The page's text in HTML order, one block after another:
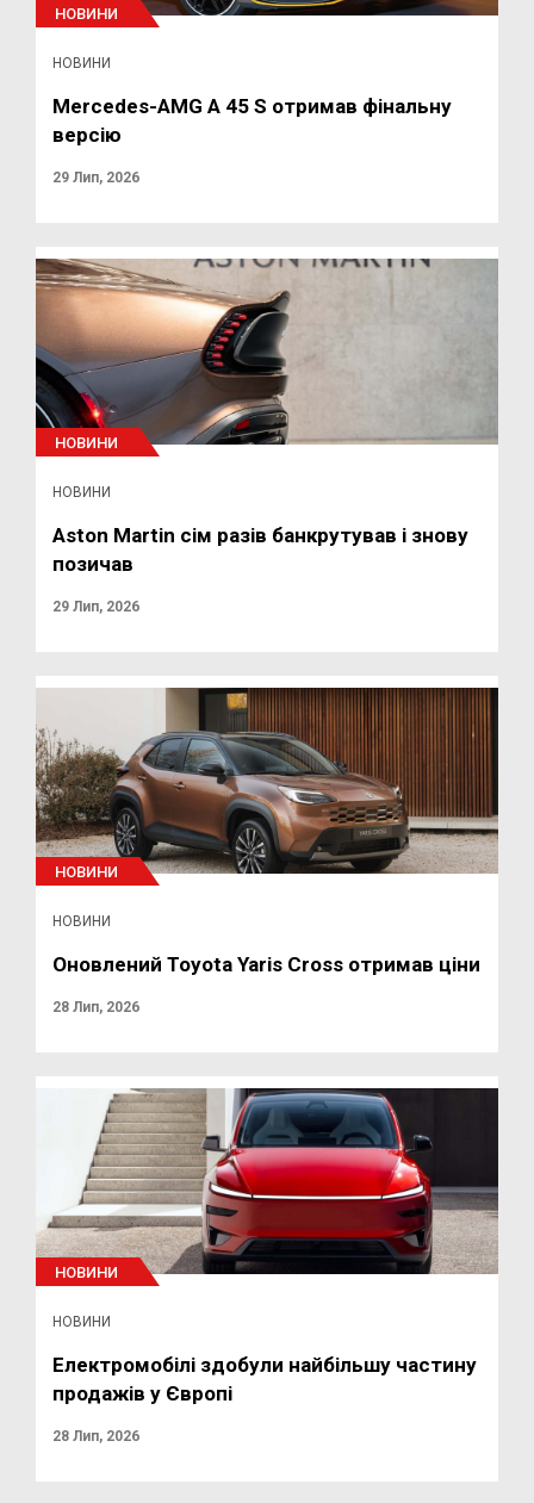
НОВИНИ
НОВИНИ
Mercedes-AMG A 45 S отримав фінальну
версію
29 Лип, 2026
НОВИНИ
НОВИНИ
Aston Martin сім разів банкрутував і знову
позичав
29 Лип, 2026
НОВИНИ
НОВИНИ
Оновлений Toyota Yaris Cross отримав ціни
28 Лип, 2026
НОВИНИ
НОВИНИ
Електромобілі здобули найбільшу частину
продажів у Європі
28 Лип, 2026